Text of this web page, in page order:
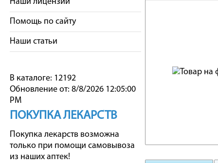
Помощь по сайту
Наши статьи
В каталоге: 12192
Обновление от: 8/8/2026 12:05:00
PM
ПОКУПКА ЛЕКАРСТВ
Покупка лекарств возможна
только при помощи самовывоза
из наших аптек!